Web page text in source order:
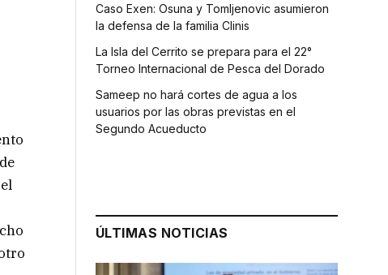
Caso Exen: Osuna y Tomljenovic asumieron
la defensa de la familia Clinis
La Isla del Cerrito se prepara para el 22°
Torneo Internacional de Pesca del Dorado
Sameep no hará cortes de agua a los
usuarios por las obras previstas en el
Segundo Acueducto
ÚLTIMAS NOTICIAS